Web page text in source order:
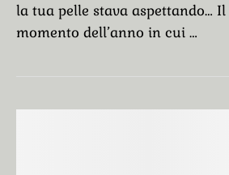
la tua pelle stava aspettando…
momento dell’anno in cui …